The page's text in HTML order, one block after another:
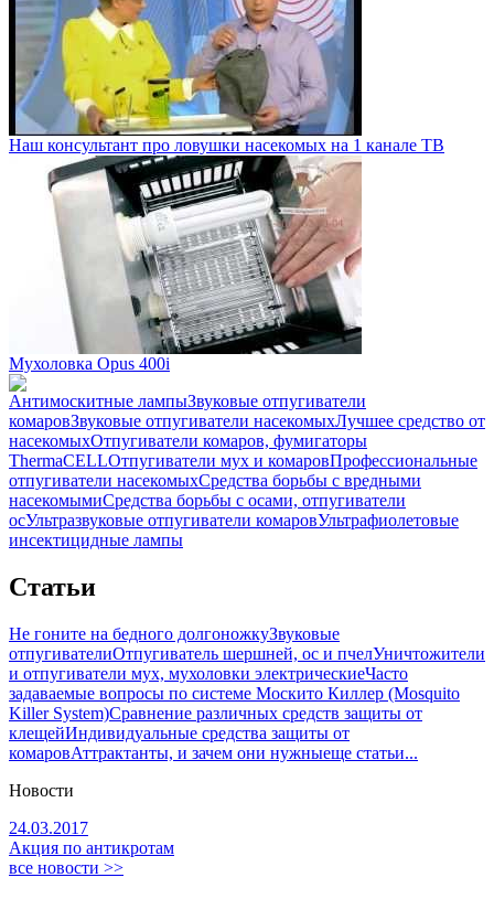
Наш консультант про ловушки насекомых на 1 канале ТВ
Мухоловка Opus 400i
Антимоскитные лампыЗвуковые отпугиватели
комаровЗвуковые отпугиватели насекомыхЛучшее средство от
насекомыхОтпугиватели комаров, фумигаторы
ThermaCELLОтпугиватели мух и комаровПрофессиональные
отпугиватели насекомыхСредства борьбы с вредными
насекомымиСредства борьбы с осами, отпугиватели
осУльтразвуковые отпугиватели комаровУльтрафиолетовые
инсектицидные лампы
Статьи
Не гоните на бедного долгоножкуЗвуковые
отпугивателиОтпугиватель шершней, ос и пчелУничтожители
и отпугиватели мух, мухоловки электрическиеЧасто
задаваемые вопросы по системе Москито Киллер (Mosquito
Killer System)Сравнение различных средств защиты от
клещейИндивидуальные средства защиты от
комаровАттрактанты, и зачем они нужныеще статьи...
Новости
24.03.2017
Акция по антикротам
все новости >>